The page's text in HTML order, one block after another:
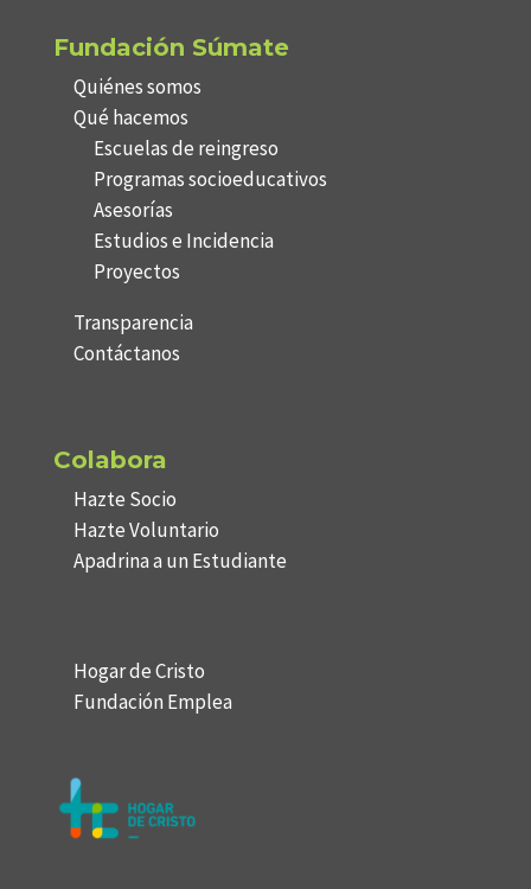
Fundación Súmate
Quiénes somos
Qué hacemos
Escuelas de reingreso
Programas socioeducativos
Asesorías
Estudios e Incidencia
Proyectos
Transparencia
Contáctanos
Colabora
Hazte Socio
Hazte Voluntario
Apadrina a un Estudiante
Hogar de Cristo
Fundación Emplea